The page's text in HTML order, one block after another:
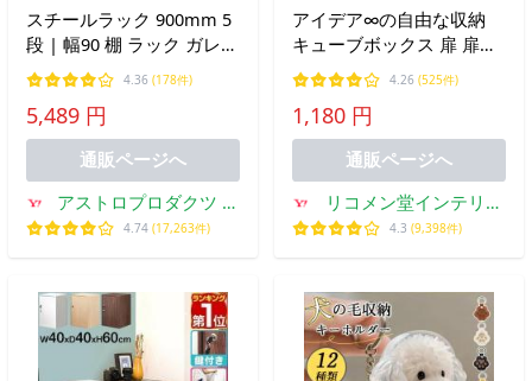
スチールラック 900mm 5
段 | 幅90 棚 ラック ガレー
ジ収納 簡単組立 軽量 物置
高さ調整 連結 2段 アスト
ロプロダクツ
4.36 (178件)
5,489 円
通販ページへ
アストロプロダクツ 公
式
4.74 (17,263件)
アイデア∞の自由な収納
キューブボックス 扉 扉付
き オープン ホワイト 北欧
cubebox カラーボックス
棚 ディスプレイラック シ
ェルフ 本棚
4.26 (525件)
1,180 円
通販ページへ
リコメン堂インテリア
館
4.3 (9,398件)